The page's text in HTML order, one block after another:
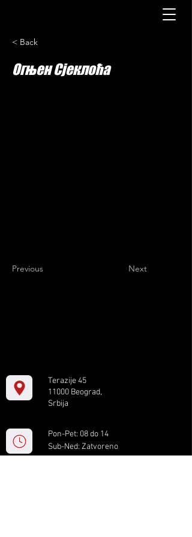
< Back
Огњен Сјеклоћа
Previous Next
Terazije 45
11000 Beograd,
Srbija
Pon-Pet: 08 do 14
Sub-Ned: Zatvoreno